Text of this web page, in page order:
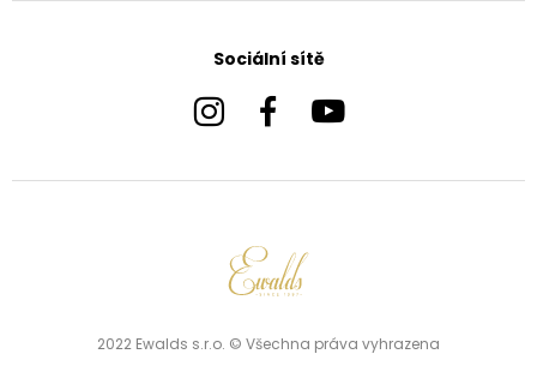
Sociální sítě
2022 Ewalds s.r.o. © Všechna práva vyhrazena